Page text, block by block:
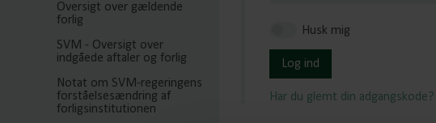
Oversigt over gældende
forlig
SVM - Oversigt over
indgåede aftaler og forlig
Notat om SVM-regeringens
forståelsesændring af
forligsinstitutionen
Husk mig
Log ind
Har du glemt din adgangskode?